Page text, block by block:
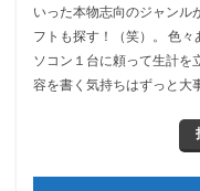
いった本物志向のジャンル
フトも探す！（笑）。 色
ソコン１台に頼って生計を
容を書く気持ちはずっと大